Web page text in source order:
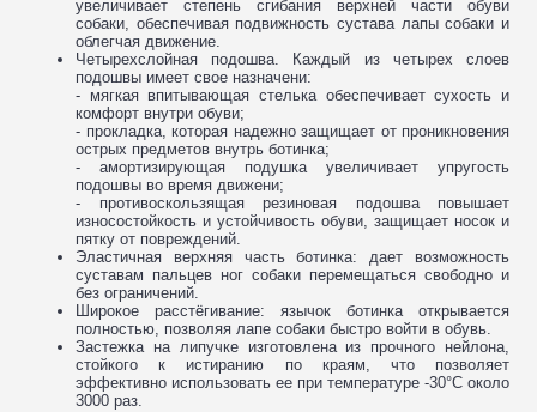
увеличивает степень сгибания верхней части обуви
собаки, обеспечивая подвижность сустава лапы собаки и
облегчая движение.
Четырехслойная подошва. Каждый из четырех слоев
подошвы имеет свое назначени:
- мягкая впитывающая стелька обеспечивает сухость и
комфорт внутри обуви;
- прокладка, которая надежно защищает от проникновения
острых предметов внутрь ботинка;
- амортизирующая подушка увеличивает упругость
подошвы во время движени;
- противоскользящая резиновая подошва повышает
износостойкость и устойчивость обуви, защищает носок и
пятку от повреждений.
Эластичная верхняя часть ботинка: дает возможность
суставам пальцев ног собаки перемещаться свободно и
без ограничений.
Широкое расстёгивание: язычок ботинка открывается
полностью, позволяя лапе собаки быстро войти в обувь.
Застежка на липучке изготовлена из прочного нейлона,
стойкого к истиранию по краям, что позволяет
эффективно использовать ее при температуре -30°C около
3000 раз.